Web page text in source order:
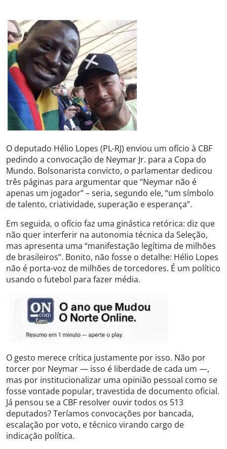
O deputado Hélio Lopes (PL-RJ) enviou um ofício à CBF
pedindo a convocação de Neymar Jr. para a Copa do
Mundo. Bolsonarista convicto, o parlamentar dedicou
três páginas para argumentar que “Neymar não é
apenas um jogador” – seria, segundo ele, “um símbolo
de talento, criatividade, superação e esperança”.
Em seguida, o ofício faz uma ginástica retórica: diz que
não quer interferir na autonomia técnica da Seleção,
mas apresenta uma “manifestação legítima de milhões
de brasileiros”. Bonito, não fosse o detalhe: Hélio Lopes
não é porta-voz de milhões de torcedores. É um político
usando o futebol para fazer média.
O gesto merece crítica justamente por isso. Não por
torcer por Neymar — isso é liberdade de cada um —,
mas por institucionalizar uma opinião pessoal como se
fosse vontade popular, travestida de documento oficial.
Já pensou se a CBF resolver ouvir todos os 513
deputados? Teríamos convocações por bancada,
escalação por voto, e técnico virando cargo de
indicação política.